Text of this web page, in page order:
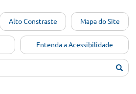
Alto Constraste Mapa do Site
Entenda a Acessibilidade